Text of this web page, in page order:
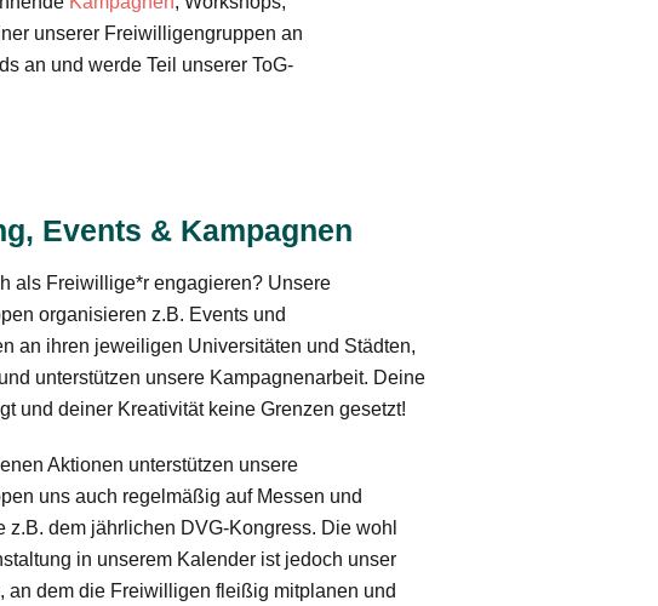
unserer Freiwilligengruppen an
an und werde Teil unserer ToG-
Events & Kampagnen
als Freiwillige*r engagieren? Unsere
organisieren z.B. Events und
an ihren jeweiligen Universitäten und Städten,
unterstützen unsere Kampagnenarbeit. Deine
und deiner Kreativität keine Grenzen gesetzt!
Aktionen unterstützen unsere
uns auch regelmäßig auf Messen und
z.B. dem jährlichen DVG-Kongress. Die wohl
in unserem Kalender ist jedoch unser
, an dem die Freiwilligen fleißig mitplanen und